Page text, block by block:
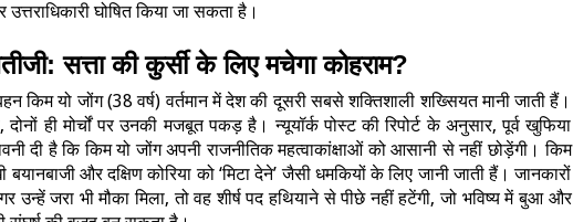
घोषित किया जा सकता है।
सत्ता की कुर्सी के लिए मचेगा कोहराम?
किम यो जोंग (38 वर्ष) वर्तमान में देश की दूसरी सबसे शक्तिशाली शख्सियत मानी जाती हैं।
ही मोर्चों पर उनकी मजबूत पकड़ है। न्यूयॉर्क पोस्ट की रिपोर्ट के अनुसार, पूर्व खुफिया
दी है कि किम यो जोंग अपनी राजनीतिक महत्वाकांक्षाओं को आसानी से नहीं छोड़ेंगी। किम
बयानबाजी और दक्षिण कोरिया को ‘मिटा देने’ जैसी धमकियों के लिए जानी जाती हैं। जानकारों
उन्हें जरा भी मौका मिला, तो वह शीर्ष पद हथियाने से पीछे नहीं हटेंगी, जो भविष्य में बुआ और